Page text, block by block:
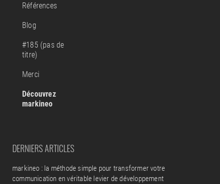
Références
Blog
#185 (pas de
titre)
Merci
Découvrez
markineo
DERNIERS ARTICLES
markineo : la méthode simple pour transformer votre
communication en véritable levier de développement